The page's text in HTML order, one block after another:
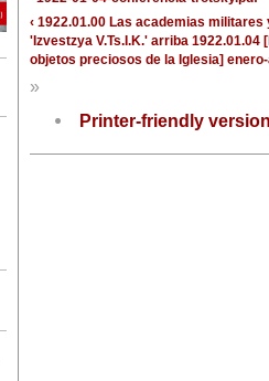
‹ 1922.01.00 Las academias
'Izvestzya V.Ts.I.K.' arriba 1922.01.04
objetos preciosos de la Iglesia] enero-
»
Printer-friendly